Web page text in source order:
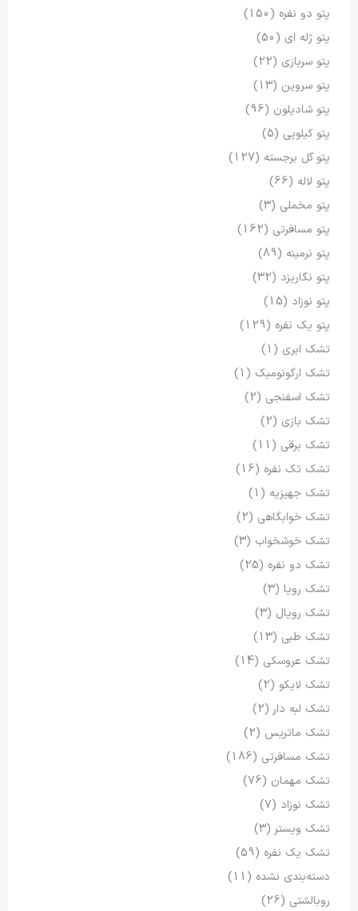
پتو دو نفره (150)
پتو ژله ای (50)
پتو سربازی (22)
پتو سروین (13)
پتو شادیلون (96)
پتو کیلویی (5)
پتو گل برجسته (127)
پتو لاله (66)
پتو مخملی (3)
پتو مسافرتی (162)
پتو نرمینه (89)
پتو نگاریزد (32)
پتو نوزاد (15)
پتو یک نفره (129)
تشک ابری (1)
تشک ارگونومیک (1)
تشک اسفنجی (2)
تشک بازی (2)
تشک برقی (11)
تشک تک نفره (16)
تشک جهیزیه (1)
تشک خوابگاهی (2)
تشک خوشخواب (3)
تشک دو نفره (25)
تشک رویا (3)
تشک رویال (3)
تشک طبی (13)
تشک عروسکی (14)
تشک لایکو (2)
تشک لبه دار (2)
تشک ماتریس (2)
تشک مسافرتی (186)
تشک مهمان (76)
تشک نوزاد (7)
تشک ویستر (3)
تشک یک نفره (59)
دسته‌بندی نشده (11)
روبالشتی (26)